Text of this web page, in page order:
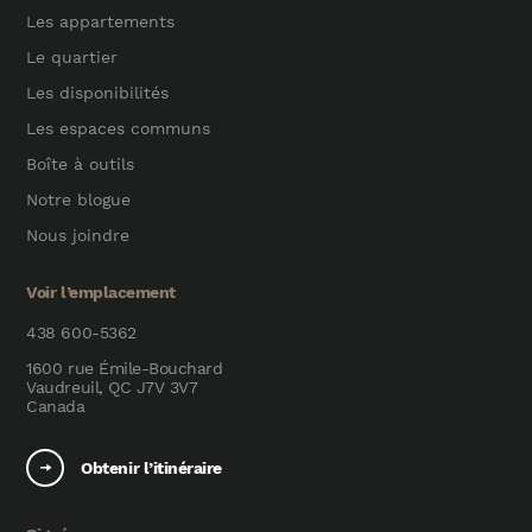
Les appartements
Le quartier
Les disponibilités
Les espaces communs
Boîte à outils
Notre blogue
Nous joindre
Voir l’emplacement
438 600-5362
1600 rue Émile-Bouchard
Vaudreuil, QC J7V 3V7
Canada
Obtenir l’itinéraire